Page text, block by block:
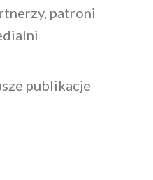
patroni
publikacje